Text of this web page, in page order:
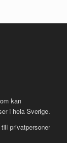
kan
i hela Sverige.
privatpersoner